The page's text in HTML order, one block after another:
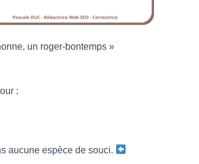
un roger-bontemps »
:
aucune espèce de souci.